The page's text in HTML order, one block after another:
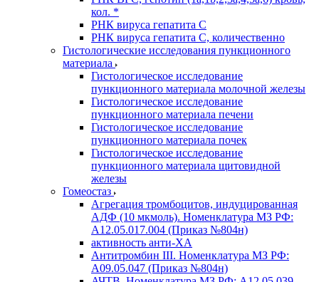
кол. *
РНК вируса гепатита C
РНК вируса гепатита C, количественно
Гистологические исследования пункционного
материала
Гистологическое исследование
пункционного материала молочной железы
Гистологическое исследование
пункционного материала печени
Гистологическое исследование
пункционного материала почек
Гистологическое исследование
пункционного материала щитовидной
железы
Гомеостаз
Агрегация тромбоцитов, индуцированная
АДФ (10 мкмоль). Номенклатура МЗ РФ:
A12.05.017.004 (Приказ №804н)
активность анти-ХА
Антитромбин III. Номенклатура МЗ РФ:
A09.05.047 (Приказ №804н)